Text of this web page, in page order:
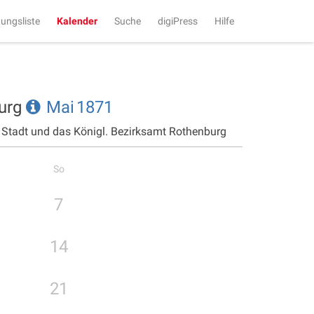
Kalender Suche digiPress Hilfe
Mai 1871
und das Königl. Bezirksamt Rothenburg
So
7
14
21